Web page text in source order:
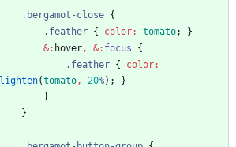
. bergamot-close {
. feather { color: tomato;
}
&: hover, &: focus
{
. feather { color:
lighten(tomato, 20%) ;
}
}
}